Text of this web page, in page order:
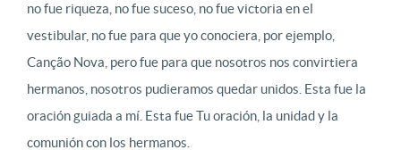
no fue riqueza, no fue suceso, no fue victoria en el
vestibular, no fue para que yo conociera, por ejemplo,
Canção Nova, pero fue para que nosotros nos convirtiera
hermanos, nosotros pudieramos quedar unidos. Esta fue la
oración guiada a mí. Esta fue Tu oración, la unidad y la
comunión con los hermanos.